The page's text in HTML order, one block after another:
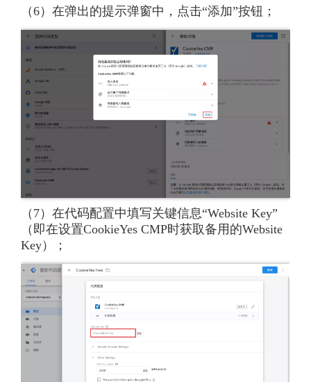
（6）在弹出的提示弹窗中，点击“添加”按钮；
（7）在代码配置中填写关键信息“Website Key”
（即在设置CookieYes CMP时获取备用的Website
Key）；